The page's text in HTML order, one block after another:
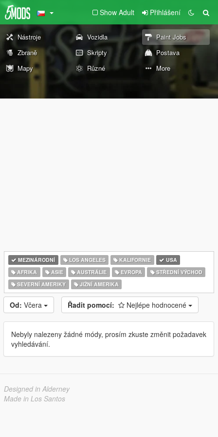
Show Adult Přihlášení
Nástroje Vozidla
Paint Jobs
Zbraně
Skripty
Postava
Mapy
Různé More
MEZINÁRODNÍ LOS ANGELES KALIFORNIE
USA
AFRIKA
ASIE AUSTRÁLIE EVROPA
STŘEDNÍ VÝCHOD
SEVERNÍ AMERIKY
JIŽNÍ AMERIKA
Od: Včera Řadit pomocí: Nejlépe hodnocené
Nebyly nalezeny žádné módy, prosím zkuste změnit požadavek
vyhledávání.
Designed in Alderney
Made in Los Santos